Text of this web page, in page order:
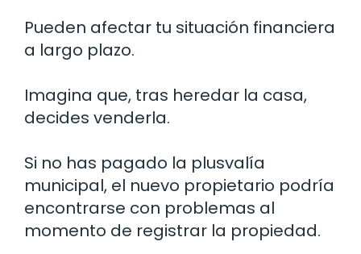
Pueden afectar tu situación financiera
a largo plazo.
Imagina que, tras heredar la casa,
decides venderla.
Si no has pagado la plusvalía
municipal, el nuevo propietario podría
encontrarse con problemas al
momento de registrar la propiedad.